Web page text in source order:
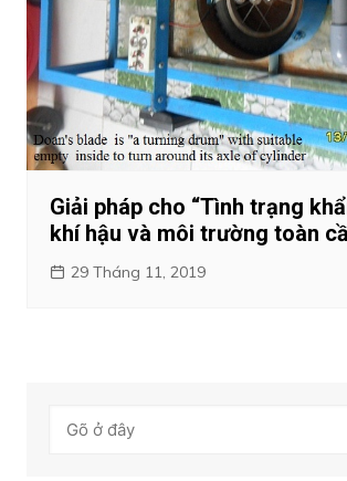
Giải pháp cho “Tình trạng
khí hậu và môi trường toàn
29 Tháng 11, 2019